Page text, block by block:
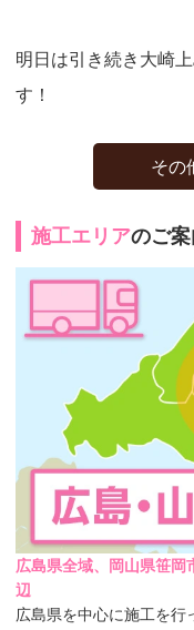
明日は引き続き大崎
す！
その
施工エリアのご案
広島県全域、岡山県笹岡
辺
広島県を中心に施工を行